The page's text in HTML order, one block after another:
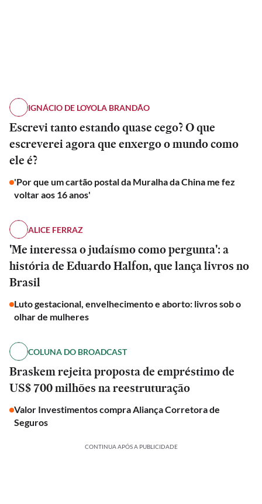
IGNÁCIO DE LOYOLA BRANDÃO
Escrevi tanto estando quase cego? O que
escreverei agora que enxergo o mundo como
ele é?
'Por que um cartão postal da Muralha da China me fez
voltar aos 16 anos'
ALICE FERRAZ
'Me interessa o judaísmo como pergunta': a
história de Eduardo Halfon, que lança livros no
Brasil
Luto gestacional, envelhecimento e aborto: livros sob o
olhar de mulheres
COLUNA DO BROADCAST
Braskem rejeita proposta de empréstimo de
US$ 700 milhões na reestruturação
Valor Investimentos compra Aliança Corretora de
Seguros
CONTINUA APÓS A PUBLICIDADE